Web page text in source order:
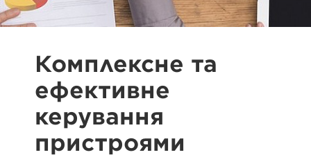
Комплексне та
ефективне
керування
пристроями